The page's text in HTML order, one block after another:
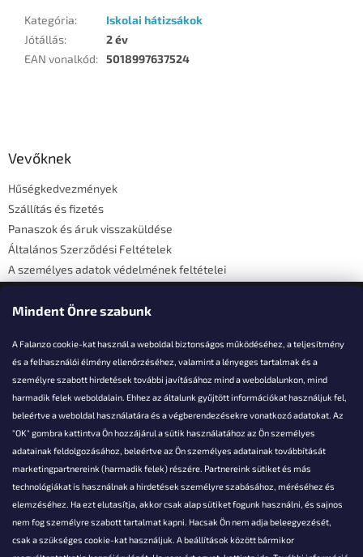
Mindent Önre szabunk
A Falanzo cookie-kat használ a weboldal biztonságos működéséhez, a teljesítmény
és a felhasználói élmény ellenőrzéséhez, valamint a lényeges tartalmak és a
személyre szabott hirdetések további javításához mind a weboldalunkon, mind
harmadik felek weboldalain. Ehhez az általunk gyűjtött információkat használjuk fel,
beleértve a weboldal használatára és a végberendezésekre vonatkozó adatokat. Az
"OK" gombra kattintva Ön hozzájárul a sütik használatához az Ön személyes
adatainak feldolgozásához, beleértve az Ön személyes adatainak továbbítását
marketingpartnereink (harmadik felek) részére. Partnereink sütiket és más
technológiákat is használnak a hirdetések személyre szabásához, méréséhez és
elemzéséhez. Ha ezt elutasítja, akkor csak alap sütiket fogunk használni, és sajnos
nem fog személyre szabott tartalmat kapni. Hacsak Ön nem adja beleegyezését,
csak a szükséges cookie-kat használjuk. A beállítások között bármikor
Kategória:
Iskolai hátizsákok
Jótállás:
2 év
EAN vonalkód: 5018997637524
Vevőknek
Hűségkedvezmények
Szállítás és fizetés
Panaszok és áruk visszaküldése
Általános Szerződési Feltételek
A személyes adatok védelmének feltételei
Elérhetőségi adatok
Akarsz kérdezni valamit?
info@falanzo.hu